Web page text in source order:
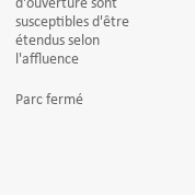
d'ouverture sont
susceptibles d'être
étendus selon
l'affluence
Parc fermé